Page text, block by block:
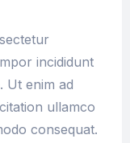
incididunt
Ut enim ad
ullamco
consequat.